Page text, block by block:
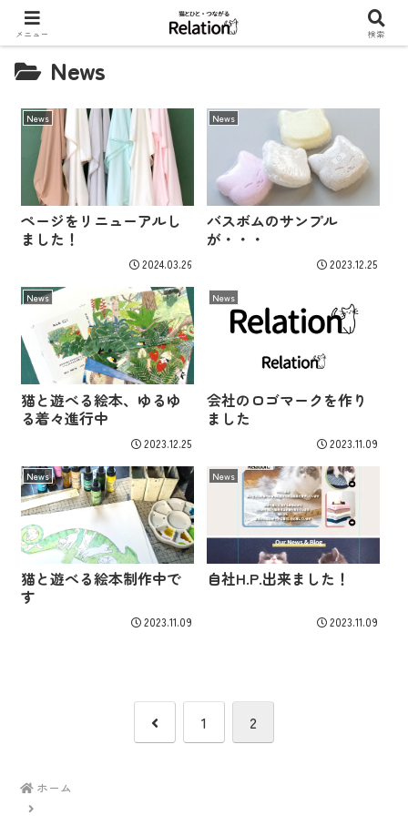
News
News
ページをリニューアルし
ました！
2024.03.26
News
バスボムのサンプル
が・・・
2023.12.25
News
猫と遊べる絵本、ゆるゆ
る着々進行中
2023.12.25
News
会社のロゴマークを作り
ました
2023.11.09
News
猫と遊べる絵本制作中で
す
2023.11.09
News
自社H.P.出来ました！
2023.11.09
前
1 2
ホーム
メニュー 検索